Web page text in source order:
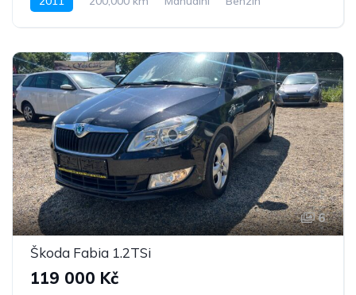
6
Škoda Fabia 1.2TSi
119 000 Kč